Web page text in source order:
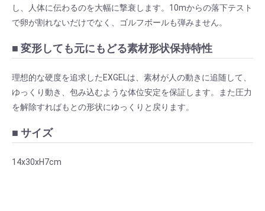
し、人体に伝わるのを大幅に撃衰します。10mからの落下テスト
で卵が割れないだけでなく、ゴルフボールも弾みません。
■ 変形しても元にもどる素材形状保持特性
理想的な硬度を追求したEXGELは、素材が人の動きに追随して、
ゆっくり動き、包み込むような体位安定を保証します。また圧力
を解除すればもとの形状にゆっくりと戻ります。
■ サイズ
14x30xH7cm